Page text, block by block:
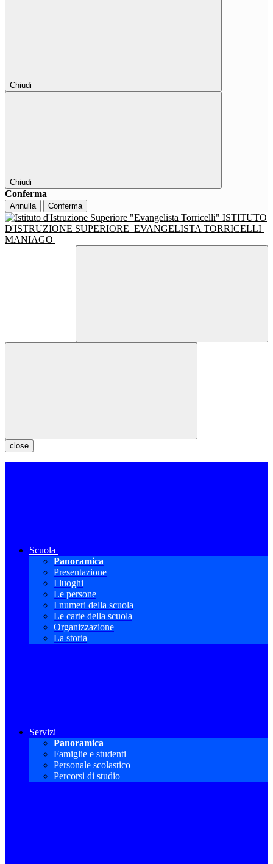
Chiudi
Chiudi
Conferma
Annulla Conferma
ISTITUTO
D'ISTRUZIONE SUPERIORE EVANGELISTA TORRICELLI
MANIAGO
close
Scuola
Panoramica
Presentazione
I luoghi
Le persone
I numeri della scuola
Le carte della scuola
Organizzazione
La storia
Servizi
Panoramica
Famiglie e studenti
Personale scolastico
Percorsi di studio